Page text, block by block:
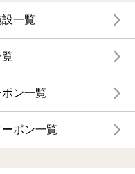
一覧
ン一覧
ポン一覧